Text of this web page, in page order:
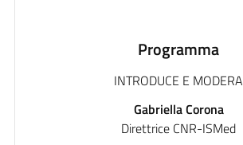
Programma
INTRODUCE E MODERA
Gabriella Corona
Direttrice CNR-ISMed